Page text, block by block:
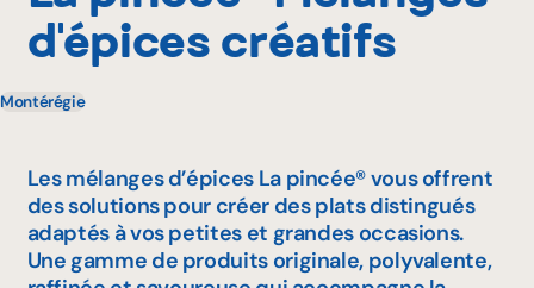
d'épices créatifs
Montérégie
Les mélanges d’épices La pincée® vous offrent
des solutions pour créer des plats distingués
adaptés à vos petites et grandes occasions.
Une gamme de produits originale, polyvalente,